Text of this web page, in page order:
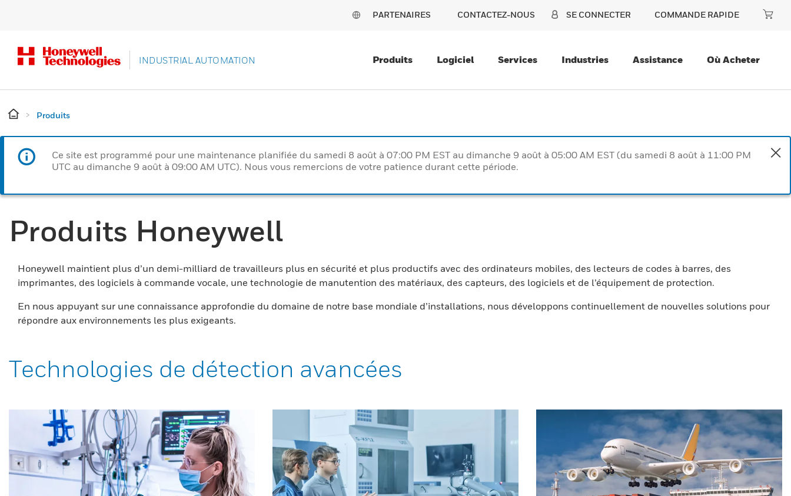
PARTENAIRES CONTACTEZ-NOUS SE CONNECTER COMMANDE RAPIDE
INDUSTRIAL AUTOMATION Produits Logiciel Services Industries Assistance Où Acheter
Produits
Ce site est programmé pour une maintenance planifiée du samedi 8 août à 07:00 PM EST au dimanche 9 août à 05:00 AM EST (du samedi 8 août à 11:00 PM
UTC au dimanche 9 août à 09:00 AM UTC). Nous vous remercions de votre patience durant cette période.
Produits Honeywell
Honeywell maintient plus d’un demi-milliard de travailleurs plus en sécurité et plus productifs avec des ordinateurs mobiles, des lecteurs de codes à barres, des
imprimantes, des logiciels à commande vocale, une technologie de manutention des matériaux, des capteurs, des logiciels et de l’équipement de protection.
En nous appuyant sur une connaissance approfondie du domaine de notre base mondiale d’installations, nous développons continuellement de nouvelles solutions pour
répondre aux environnements les plus exigeants.
Technologies de détection avancées